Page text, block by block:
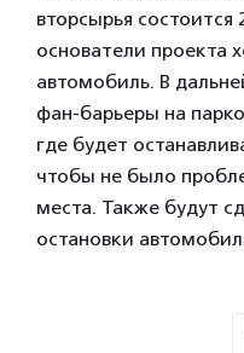
вторсырья
основатели проекта
автомобиль. В
фан-барьеры на
где будет
чтобы не было
места. Также будут
остановки